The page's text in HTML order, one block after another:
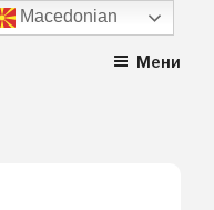
Мени
Macedonian